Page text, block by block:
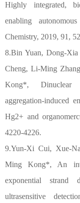
Highly integrated,
enabling
Chemistry, 2019, 91,
8.Bin Yuan, Dong-
Cheng, Li-Ming
Kong*, Dinuclear
aggregation-induced
Hg2+ and
4220-4226.
9.Yun-Xi Cui, Xue-
Ming Kong*, An
exponential strand
ultrasensitive